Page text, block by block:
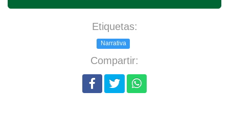
Etiquetas:
Narrativa
Compartir: